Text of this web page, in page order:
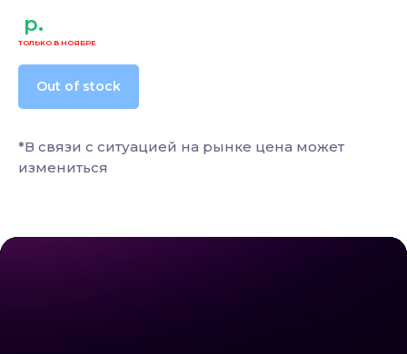
р.
Out of stock
*В связи с ситуацией на рынке цена может
измениться